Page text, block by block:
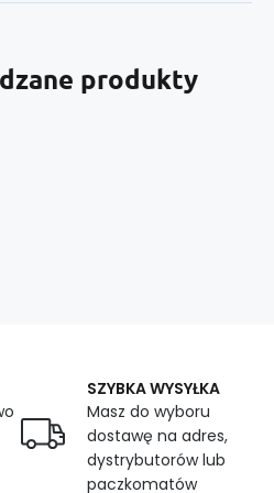
produkty
SZYBKA WYSYŁKA
Masz do wyboru
dostawę na adres,
dystrybutorów lub
paczkomatów